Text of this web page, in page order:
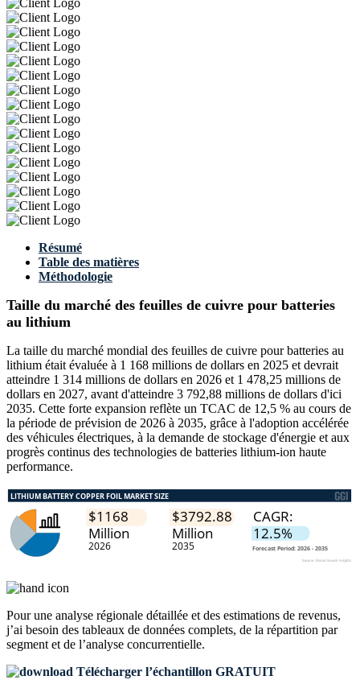
Résumé
Table des matières
Méthodologie
Taille du marché des feuilles de cuivre pour batteries
au lithium
La taille du marché mondial des feuilles de cuivre pour batteries au
lithium était évaluée à 1 168 millions de dollars en 2025 et devrait
atteindre 1 314 millions de dollars en 2026 et 1 478,25 millions de
dollars en 2027, avant d'atteindre 3 792,88 millions de dollars d'ici
2035. Cette forte expansion reflète un TCAC de 12,5 % au cours de
la période de prévision de 2026 à 2035, grâce à l'adoption accélérée
des véhicules électriques, à la demande de stockage d'énergie et aux
progrès continus des technologies de batteries lithium-ion haute
performance.
Pour une analyse régionale détaillée et des estimations de revenus,
j’ai besoin des tableaux de données complets, de la répartition par
segment et de l’analyse concurrentielle.
Télécharger l’échantillon GRATUIT